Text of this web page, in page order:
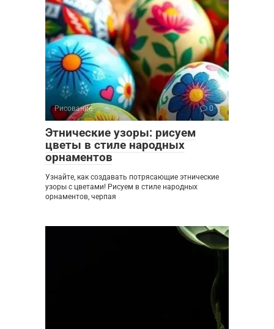
Рисование 0
Этнические узоры: рисуем
цветы в стиле народных
орнаментов
Узнайте, как создавать потрясающие этнические
узоры с цветами! Рисуем в стиле народных
орнаментов, черпая